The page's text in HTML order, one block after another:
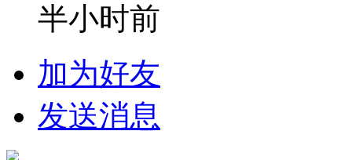
半小时前
加为好友
发送消息